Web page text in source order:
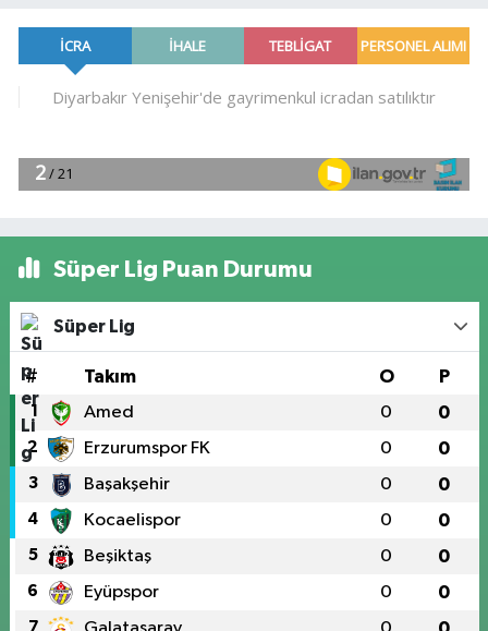
Süper Lig Puan Durumu
Süper Lig
# Takım O P
1 Amed 0 0
2 Erzurumspor FK 0 0
3 Başakşehir 0 0
4 Kocaelispor 0 0
5 Beşiktaş 0 0
6 Eyüpspor 0 0
7